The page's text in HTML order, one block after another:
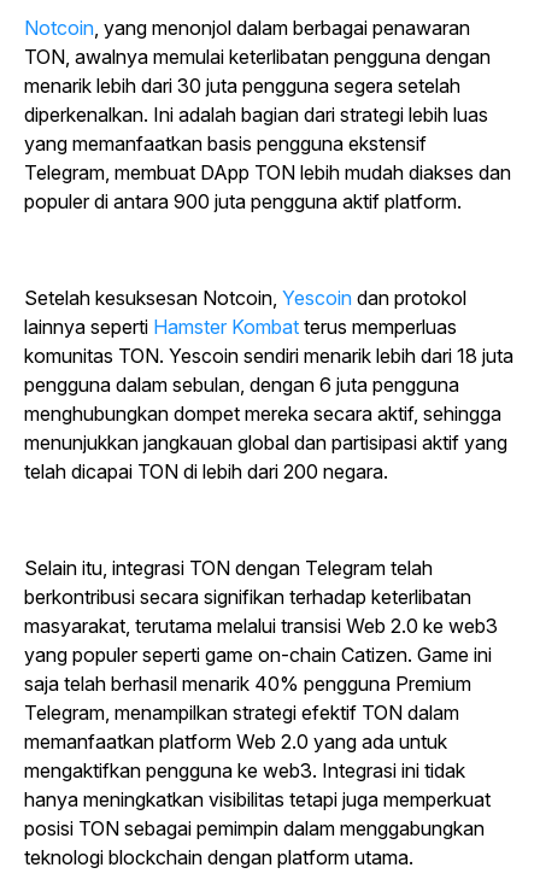
Notcoin, yang menonjol dalam berbagai penawaran
TON, awalnya memulai keterlibatan pengguna dengan
menarik lebih dari 30 juta pengguna segera setelah
diperkenalkan. Ini adalah bagian dari strategi lebih luas
yang memanfaatkan basis pengguna ekstensif
Telegram, membuat DApp TON lebih mudah diakses dan
populer di antara 900 juta pengguna aktif platform.
Setelah kesuksesan Notcoin, Yescoin dan protokol
lainnya seperti Hamster Kombat terus memperluas
komunitas TON. Yescoin sendiri menarik lebih dari 18 juta
pengguna dalam sebulan, dengan 6 juta pengguna
menghubungkan dompet mereka secara aktif, sehingga
menunjukkan jangkauan global dan partisipasi aktif yang
telah dicapai TON di lebih dari 200 negara.
Selain itu, integrasi TON dengan Telegram telah
berkontribusi secara signifikan terhadap keterlibatan
masyarakat, terutama melalui transisi Web 2.0 ke web3
yang populer seperti game on-chain Catizen. Game ini
saja telah berhasil menarik 40% pengguna Premium
Telegram, menampilkan strategi efektif TON dalam
memanfaatkan platform Web 2.0 yang ada untuk
mengaktifkan pengguna ke web3. Integrasi ini tidak
hanya meningkatkan visibilitas tetapi juga memperkuat
posisi TON sebagai pemimpin dalam menggabungkan
teknologi blockchain dengan platform utama.